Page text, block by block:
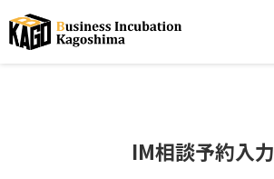
IM相談予約入力